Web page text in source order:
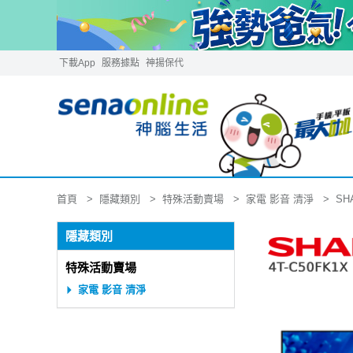
下載App 服務據點 神揚保代
首頁 隱藏類別 特殊活動賣場 家電 影音 清淨
隱藏類別
特殊活動賣場
家電 影音 清淨